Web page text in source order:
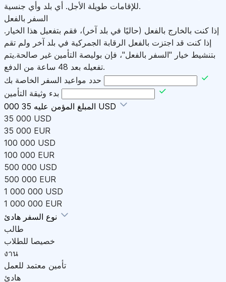
للإقامات طويلة الأجل. أي بلد وأي جنسية.
السفر بالفعل
إذا كنت بالخارج بالفعل (حاليًا في بلد آخر)، فقم بتفعيل هذا الخيار.
إذا كنت قد اجتزت بالفعل الرقابة الجمركية في بلد آخر ولم تقم
بتنشيط خيار "السفر بالفعل"، فإن بوليصة التأمين غير صالحة.يتم
تفعيله بعد 48 ساعة من الدفع.
حدد مواعيد السفر الخاصة بك
بدء وثيقة التأمين
المبلغ المؤمن عليه 35 000 USD
35 000 USD
35 000 EUR
100 000 USD
100 000 EUR
500 000 USD
500 000 EUR
1 000 000 USD
1 000 000 EUR
نوع السفر
طالب
خصيصا للطلاب
งาน
تأمين معتمد للعمل
هادئ